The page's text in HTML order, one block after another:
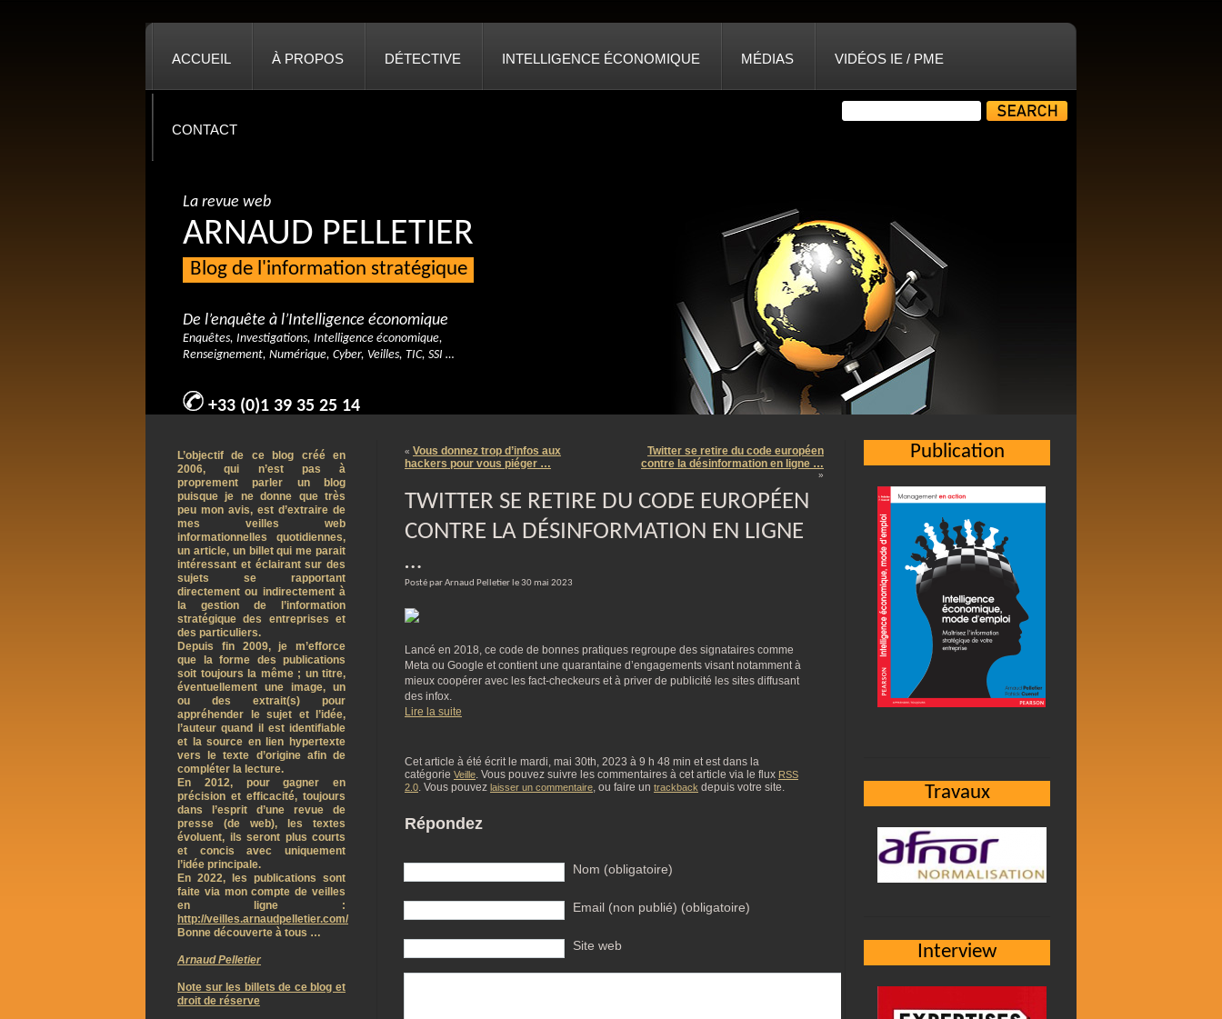
ACCUEIL À PROPOS DÉTECTIVE INTELLIGENCE ÉCONOMIQUE MÉDIAS VIDÉOS IE / PME
CONTACT
La revue web
ARNAUD PELLETIER
Blog de l'information stratégique
De l’enquête à l’Intelligence économique
Enquêtes, Investigations, Intelligence économique,
Renseignement, Numérique, Cyber, Veilles, TIC, SSI …
+33 (0)1 39 35 25 14
« Vous donnez trop d’infos aux
hackers pour vous piéger …
Twitter se retire du code européen
contre la désinformation en ligne …
»
TWITTER SE RETIRE DU CODE EUROPÉEN
CONTRE LA DÉSINFORMATION EN LIGNE
…
Posté par Arnaud Pelletier le 30 mai 2023
Lancé en 2018, ce code de bonnes pratiques regroupe des signataires comme
Meta ou Google et contient une quarantaine d’engagements visant notamment à
mieux coopérer avec les fact-checkeurs et à priver de publicité les sites diffusant
des infox.
Lire la suite
Cet article à été écrit le mardi, mai 30th, 2023 à 9 h 48 min et est dans la
catégorie Veille. Vous pouvez suivre les commentaires à cet article via le flux RSS
2.0. Vous pouvez laisser un commentaire, ou faire un trackback depuis votre site.
Répondez
Nom (obligatoire)
Email (non publié) (obligatoire)
Site web
Publication
Travaux
Interview
L’objectif de ce blog créé en
2006, qui n’est pas à
proprement parler un blog
puisque je ne donne que très
peu mon avis, est d’extraire de
mes veilles web
informationnelles quotidiennes,
un article, un billet qui me parait
intéressant et éclairant sur des
sujets se rapportant
directement ou indirectement à
la gestion de l’information
stratégique des entreprises et
des particuliers.
Depuis fin 2009, je m’efforce
que la forme des publications
soit toujours la même ; un titre,
éventuellement une image, un
ou des extrait(s) pour
appréhender le sujet et l’idée,
l’auteur quand il est identifiable
et la source en lien hypertexte
vers le texte d’origine afin de
compléter la lecture.
En 2012, pour gagner en
précision et efficacité, toujours
dans l’esprit d’une revue de
presse (de web), les textes
évoluent, ils seront plus courts
et concis avec uniquement
l’idée principale.
En 2022, les publications sont
faite via mon compte de veilles
en ligne :
http://veilles.arnaudpelletier.com/
Bonne découverte à tous …
Arnaud Pelletier
Note sur les billets de ce blog et
droit de réserve